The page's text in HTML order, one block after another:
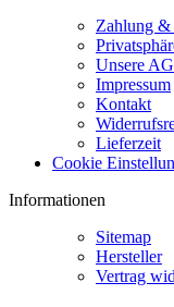
Zahlung &
Unsere
Impressum
Kontakt
Lieferzeit
Cookie
Informationen
Sitemap
Hersteller
Vertrag